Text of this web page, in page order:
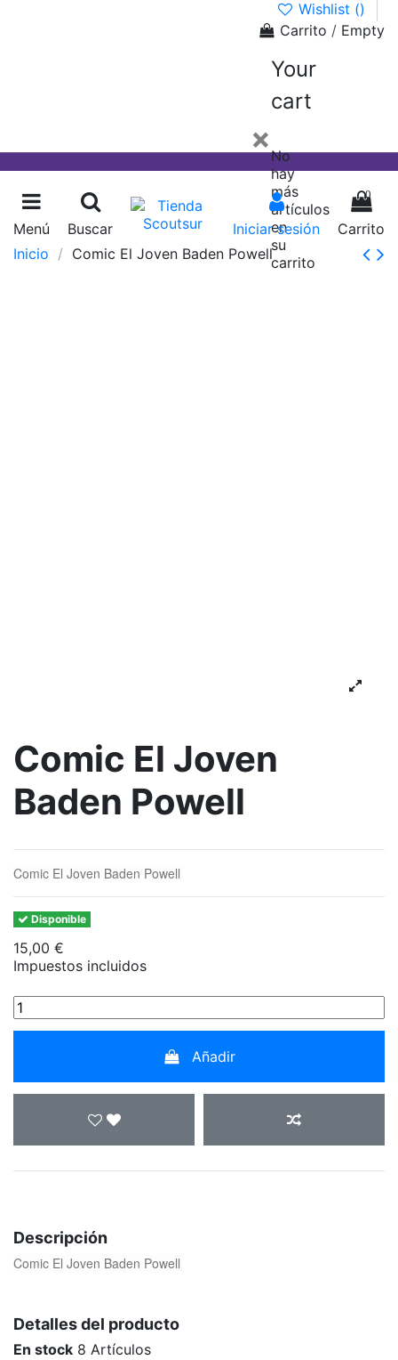
Wishlist ()
Carrito / Empty
Your
cart
×No
hay
más
artículos
en
su
carrito
Menú Buscar Iniciar sesión
0
Carrito
Inicio
Comic El Joven Baden Powell
Comic El Joven
Baden Powell
Comic El Joven Baden Powell
Disponible
15,00 €
Impuestos incluidos
Añadir
Descripción
Comic El Joven Baden Powell
Detalles del producto
En stock 8 Artículos